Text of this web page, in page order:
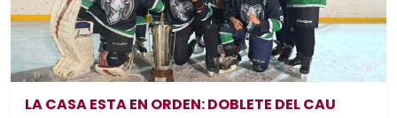
LA CASA ESTA EN ORDEN: DOBLETE DEL CAU